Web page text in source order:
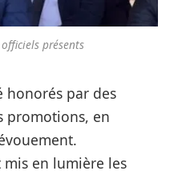
présents
honorés par des
promotions, en
mis en lumière les